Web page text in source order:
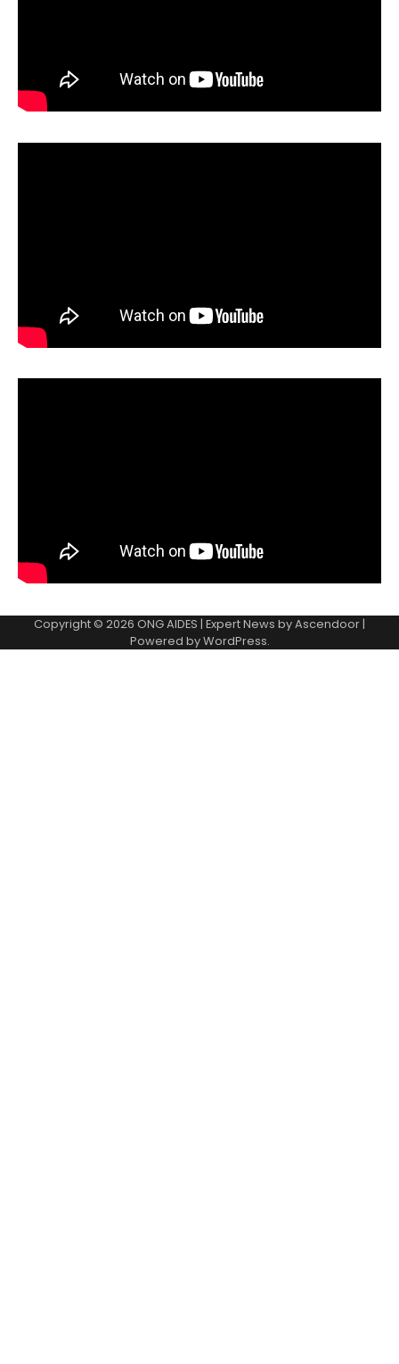
Copyright © 2026 ONG AIDES | Expert News byAscendoor|
Powered byWordPress.